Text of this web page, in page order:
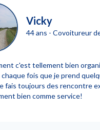
Vicky
44 ans - Covoitureur
c'est tellement bien
chaque fois que je prend
fais toujours des rencontre
bien comme service!